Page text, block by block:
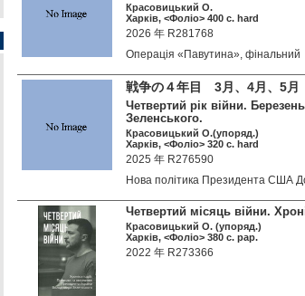
Красовицький О.
Харкiв, <Фоліо> 400 c. hard
2026 年 R281768
Операція «Павутина», фінальний
戦争の４年目 3月、4月、5
Четвертий рік війни.
Зеленського.
Красовицький О.(упоряд.)
Харкiв, <Фолiо> 320 c. hard
2025 年 R276590
Нова політика Президента США
Четвертий місяць війни.
Красовицький О. (упоряд.)
Харкiв, <Фоліо> 380 c. pap.
2022 年 R273366